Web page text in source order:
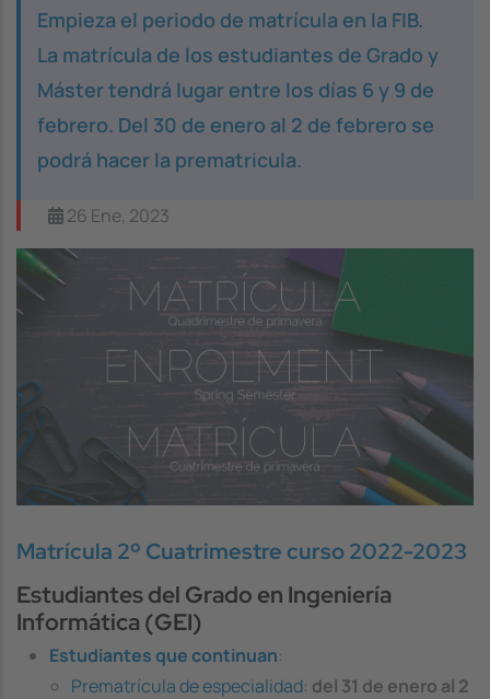
Empieza el periodo de matrícula en la FIB.
La matrícula de los estudiantes de Grado y
Máster tendrá lugar entre los días 6 y 9 de
febrero. Del 30 de enero al 2 de febrero se
podrá hacer la prematricula.
26 Ene, 2023
Image
Matrícula 2º Cuatrimestre curso 2022-2023
Estudiantes del Grado en Ingeniería
Informática (GEI)
Estudiantes que continuan:
Prematrícula de especialidad: del 31 de enero al 2